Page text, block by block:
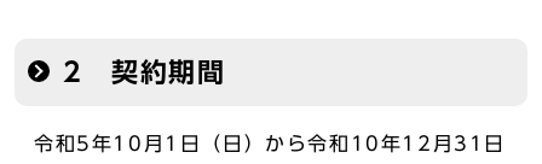
2 契約期間
令和5年10月1日（日）から令和10年12月31日